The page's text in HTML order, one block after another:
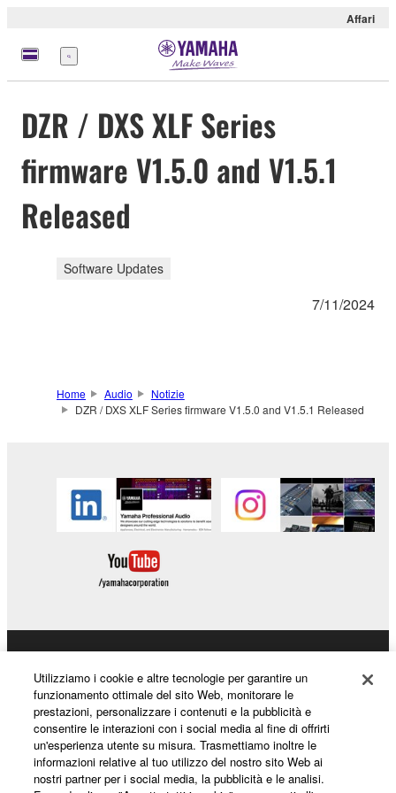
Affari
Menu
DZR / DXS XLF Series
firmware V1.5.0 and V1.5.1
Released
Software Updates
7/11/2024
Home Audio
Notizie
DZR / DXS XLF Series firmware V1.5.0 and V1.5.1 Released
Notizie
Utilizziamo i cookie e altre tecnologie per garantire un
funzionamento ottimale del sito Web, monitorare le
prestazioni, personalizzare i contenuti e la pubblicità e
consentire le interazioni con i social media al fine di offrirti
un'esperienza utente su misura. Trasmettiamo inoltre le
informazioni relative al tuo utilizzo del nostro sito Web ai
nostri partner per i social media, la pubblicità e le analisi.